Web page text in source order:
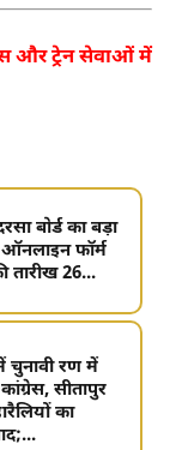
और ट्रेन सेवाओं में
बोर्ड का बड़ा
फॉर्म
तारीख 26...
चुनावी रण में
सीतापुर
का